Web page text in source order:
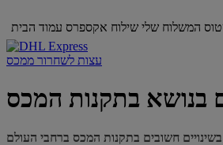
עמוד הבית שילוח אקספרס המשלוח שלי
עצות לשחרור ממכס
בנושא בתקנות המכס